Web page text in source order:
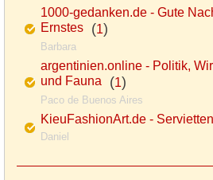
1000-gedanken.de - Gute
Ernstes (1)
Barbara
argentinien.online - Politik,
und Fauna (1)
Paco de Buenos Aires
KieuFashionArt.de -
Daniel